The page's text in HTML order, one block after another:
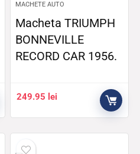
MACHETE AUTO
Macheta TRIUMPH
BONNEVILLE
RECORD CAR 1956.
249.95 lei